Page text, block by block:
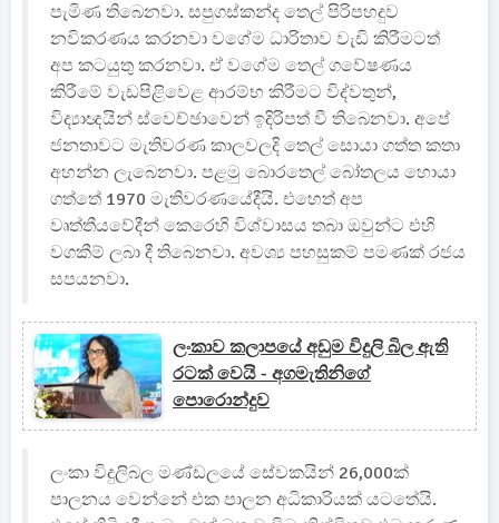
පැමිණ තිබෙනවා. සපුගස්කන්ද තෙල් පිරිපහදුව
නවිකරණය කරනවා වගේම ධාරිතාව වැඩි කිරීමටත්
අප කටයුතු කරනවා. ඒ වගේම තෙල් ගවේෂණය
කිරීමේ වැඩපිළිවෙළ ආරම්භ කිරීමට විද්වතුන්,
විද්‍යාඥයින් ස්වෙච්ඡාවෙන් ඉදිරිපත් වී තිබෙනවා. ‍අපේ
ජනතාවට මැතිවරණ කාලවලදි තෙල් සොයා ගත්ත කතා
අහන්න ලැබෙනවා. පළමු බොරතෙල් බෝතලය හොයා
ගත්තේ 1970 මැතිවරණයේදීයි. එහෙත් අප
වෘත්තීයවේදීන් කෙරෙහි විශ්වාසය තබා ඔවුන්ට එහි
වගකීම් ලබා දී තිබෙනවා. අවශ්‍ය පහසුකම් පමණක් රජය
සපයනවා.
ලංකාව කලාපයේ අඩුම විදුලි බිල ඇති
රටක් වෙයි - අගමැතිනිගේ
පොරොන්දුව
ලංකා විදුලිබල මණ්ඩලයේ සේවකයින් 26,000ක්
පාලනය වෙන්නේ එක පාලන අධිකාරියක් යටතේයි.